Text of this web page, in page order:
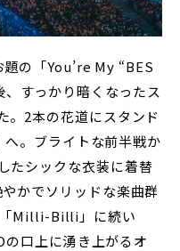
の「You’re My “BES
すっかり暗くなったス
。2本の花道にスタンド
。ブライトな前半戦か
たシックな衣装に着替
かでソリッドな楽曲群
「Milli-Billi」に続い
口上に湧き上がるオ